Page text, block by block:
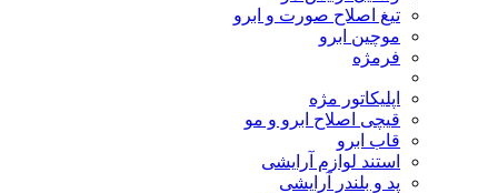
تیغ اصلاح صورت و ابرو
موچین ابرو
فرمژه
اپلیکاتور مژه
قیچی اصلاح ابرو و مو
قاب ابرو
استند لوازم آرایشی
پد و بلندر آرایشی